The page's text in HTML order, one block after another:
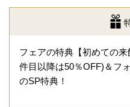
フェアの特典【初めての
件目以降は50％OFF)＆フ
のSP特典！